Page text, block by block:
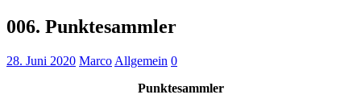
006. Punktesammler
28. Juni 2020 Marco Allgemein 0
Punktesammler